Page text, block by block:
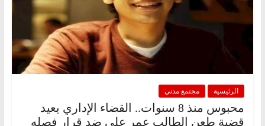
الرئيسية مجتمع مدني
محبوس منذ 8 سنوات.. القضاء الإداري يعيد
قضية طعن الطالب عمر علي ضد قرار فصله